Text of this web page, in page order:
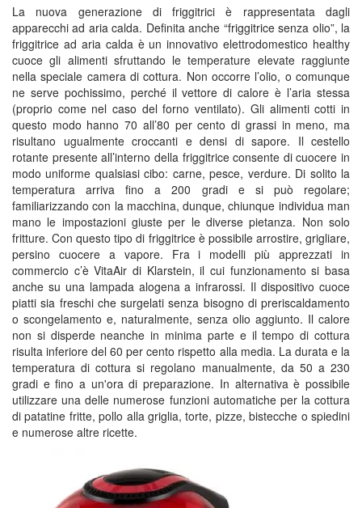
La nuova generazione di friggitrici è rappresentata dagli
apparecchi ad aria calda. Definita anche “friggitrice senza olio”, la
friggitrice ad aria calda è un innovativo elettrodomestico healthy
cuoce gli alimenti sfruttando le temperature elevate raggiunte
nella speciale camera di cottura. Non occorre l’olio, o comunque
ne serve pochissimo, perché il vettore di calore è l’aria stessa
(proprio come nel caso del forno ventilato). Gli alimenti cotti in
questo modo hanno 70 all’80 per cento di grassi in meno, ma
risultano ugualmente croccanti e densi di sapore. Il cestello
rotante presente all’interno della friggitrice consente di cuocere in
modo uniforme qualsiasi cibo: carne, pesce, verdure. Di solito la
temperatura arriva fino a 200 gradi e si può regolare;
familiarizzando con la macchina, dunque, chiunque individua man
mano le impostazioni giuste per le diverse pietanza. Non solo
fritture. Con questo tipo di friggitrice è possibile arrostire, grigliare,
persino cuocere a vapore. Fra i modelli più apprezzati in
commercio c’è VitaAir di Klarstein, il cui funzionamento si basa
anche su una lampada alogena a infrarossi. Il dispositivo cuoce
piatti sia freschi che surgelati senza bisogno di preriscaldamento
o scongelamento e, naturalmente, senza olio aggiunto. Il calore
non si disperde neanche in minima parte e il tempo di cottura
risulta inferiore del 60 per cento rispetto alla media. La durata e la
temperatura di cottura si regolano manualmente, da 50 a 230
gradi e fino a un'ora di preparazione. In alternativa è possibile
utilizzare una delle numerose funzioni automatiche per la cottura
di patatine fritte, pollo alla griglia, torte, pizze, bistecche o spiedini
e numerose altre ricette.